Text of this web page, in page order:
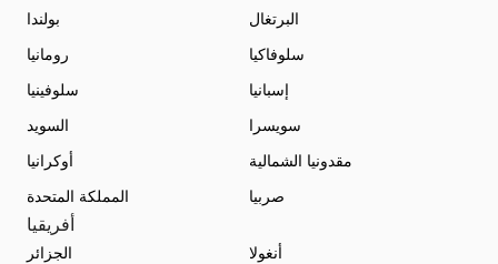
بولندا
البرتغال
رومانيا
سلوفاكيا
سلوفينيا
إسبانيا
السويد
سويسرا
أوكرانيا
مقدونيا الشمالية
المملكة المتحدة
صربيا
أفريقيا
الجزائر
أنغولا